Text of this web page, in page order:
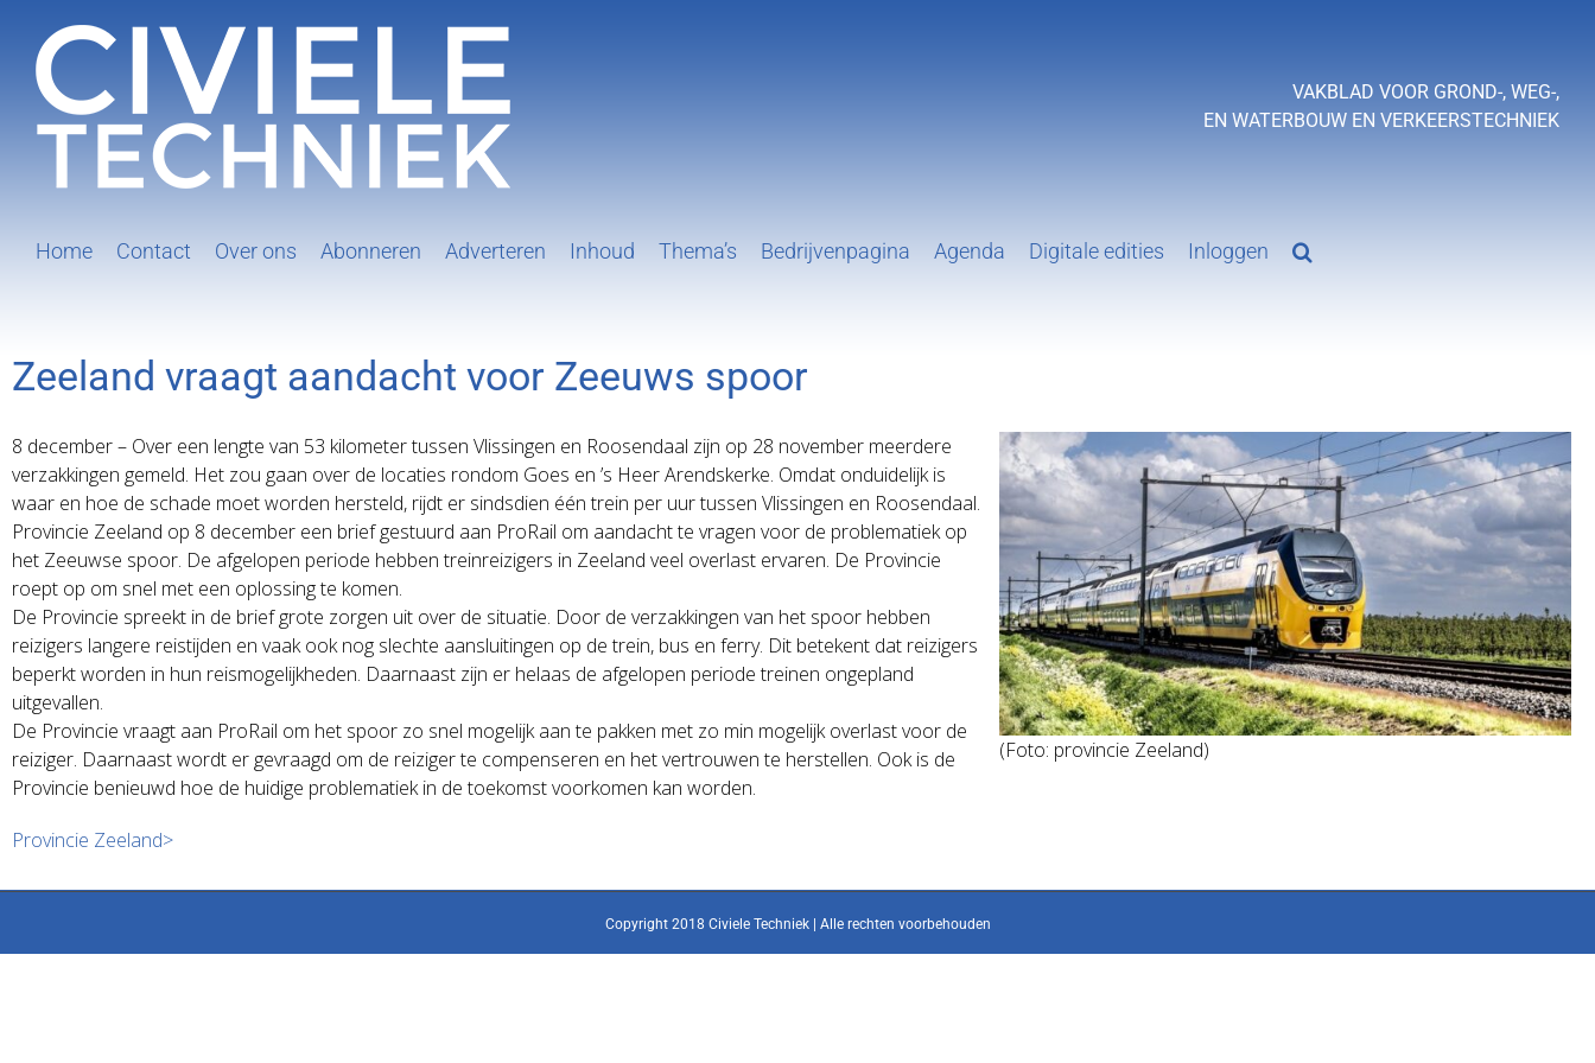
inhoud
VAKBLAD VOOR GROND-, WEG-,
EN WATERBOUW EN VERKEERSTECHNIEK
Home Contact Over ons Abonneren Adverteren Inhoud Thema’s Bedrijvenpagina Agenda Digitale edities Inloggen
Zeeland vraagt aandacht voor Zeeuws spoor
(Foto: provincie Zeeland)
8 december – Over een lengte van 53 kilometer tussen Vlissingen en Roosendaal zijn op 28 november meerdere
verzakkingen gemeld. Het zou gaan over de locaties rondom Goes en ’s Heer Arendskerke. Omdat onduidelijk is
waar en hoe de schade moet worden hersteld, rijdt er sindsdien één trein per uur tussen Vlissingen en Roosendaal.
Provincie Zeeland op 8 december een brief gestuurd aan ProRail om aandacht te vragen voor de problematiek op
het Zeeuwse spoor. De afgelopen periode hebben treinreizigers in Zeeland veel overlast ervaren. De Provincie
roept op om snel met een oplossing te komen.
De Provincie spreekt in de brief grote zorgen uit over de situatie. Door de verzakkingen van het spoor hebben
reizigers langere reistijden en vaak ook nog slechte aansluitingen op de trein, bus en ferry. Dit betekent dat reizigers
beperkt worden in hun reismogelijkheden. Daarnaast zijn er helaas de afgelopen periode treinen ongepland
uitgevallen.
De Provincie vraagt aan ProRail om het spoor zo snel mogelijk aan te pakken met zo min mogelijk overlast voor de
reiziger. Daarnaast wordt er gevraagd om de reiziger te compenseren en het vertrouwen te herstellen. Ook is de
Provincie benieuwd hoe de huidige problematiek in de toekomst voorkomen kan worden.
Provincie Zeeland>
Copyright 2018 Civiele Techniek | Alle rechten voorbehouden